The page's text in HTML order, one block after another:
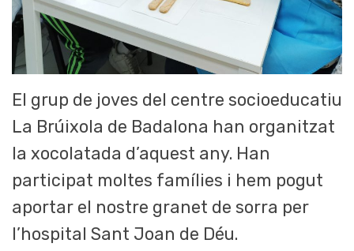
El grup de joves del centre socioeducatiu
La Brúixola de Badalona han organitzat
la xocolatada d’aquest any. Han
participat moltes famílies i hem pogut
aportar el nostre granet de sorra per
l’hospital Sant Joan de Déu.